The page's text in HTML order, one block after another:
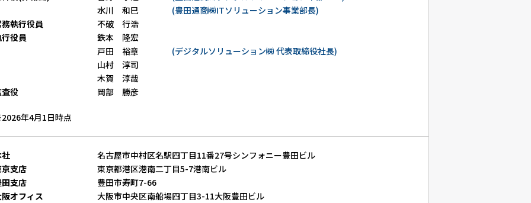
水川 和巳
(豊田通商㈱ITソリューション事業部長)
執行役員
不破 行浩
役員
鉄本 隆宏
戸田 裕章
(デジタルソリューション㈱ 代表取締役社長)
山村 淳司
木賀 淳哉
役
岡部 勝彦
年4月1日時点
名古屋市中村区名駅四丁目11番27号シンフォニー豊田ビル
支店
東京都港区港南二丁目5-7港南ビル
支店
豊田市寿町7-66
オフィス
大阪市中央区南船場四丁目3-11大阪豊田ビル